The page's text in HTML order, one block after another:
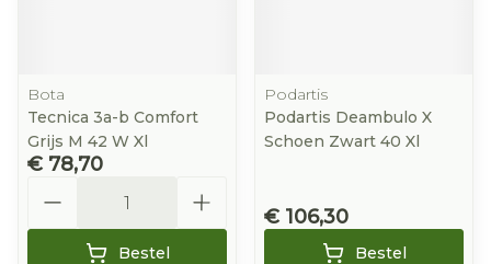
Bota
Tecnica 3a-b Comfort
Grijs M 42 W Xl
€ 78,70
Bestel
Podartis
Podartis Deambulo X
Schoen Zwart 40 Xl
€ 106,30
Bestel